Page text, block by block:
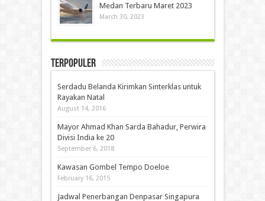
Medan Terbaru Maret 2023
March 30, 2023
Terpopuler
Serdadu Belanda Kirimkan Sinterklas untuk
Rayakan Natal
August 14, 2016
Mayor Ahmad Khan Sarda Bahadur, Perwira
Divisi India ke 20
September 6, 2018
Kawasan Gombel Tempo Doeloe
February 16, 2015
Jadwal Penerbangan Denpasar Singapura